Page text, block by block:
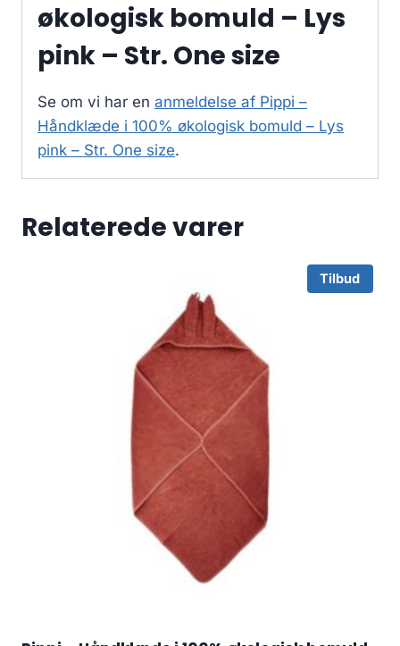
økologisk bomuld – Lys
pink – Str. One size
Se om vi har en anmeldelse af Pippi –
Håndklæde i 100% økologisk bomuld – Lys
pink – Str. One size.
Relaterede varer
Tilbud